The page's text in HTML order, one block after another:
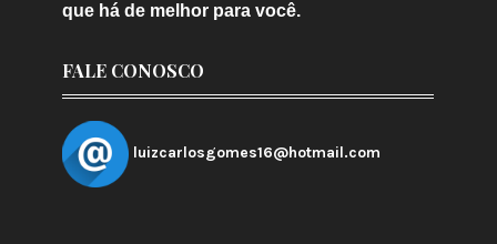
que há de melhor para você.
FALE CONOSCO
luizcarlosgomes16@hotmail.com